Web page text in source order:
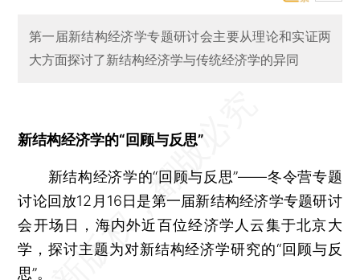
第一届新结构经济学专题研讨会主要从理论和实证两
大方面探讨了新结构经济学与传统经济学的异同
新结构经济学的“回顾与反思”
新结构经济学的“回顾与反思”——冬令营专题
讨论回放12月16日是第一届新结构经济学专题研讨
会开场日，海内外近百位经济学人云集于北京大
学，探讨主题为对新结构经济学研究的“回顾与反
思”。